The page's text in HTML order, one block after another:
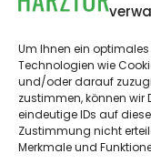
Um Ihnen ein optimales
Technologien wie
und/oder darauf
zustimmen, können wir
eindeutige IDs auf
Zustimmung nicht
Merkmale und